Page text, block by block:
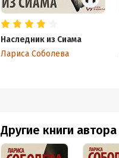
Другие книги автора
Наследник из Сиама
Лариса Соболева